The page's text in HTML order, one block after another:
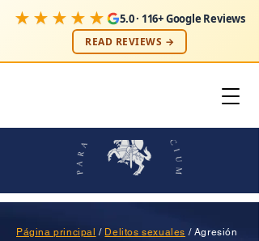
★★★★★ 5.0 · 116+ Google Reviews
READ REVIEWS →
Página principal / Delitos sexuales / Agresión